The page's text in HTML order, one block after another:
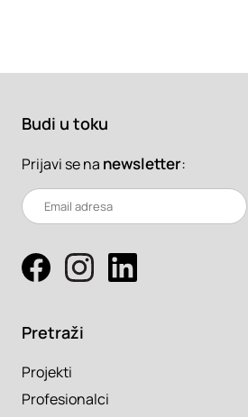
Budi u toku
Prijavi se na newsletter:
Pretraži
Projekti
Profesionalci